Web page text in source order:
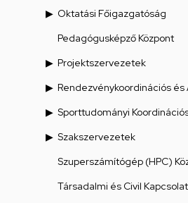
Oktatási Főigazgatóság
Pedagógusképző Központ
Projektszervezetek
Rendezvénykoordinációs és
Sporttudományi
Szakszervezetek
Szuperszámítógép (HPC)
Társadalmi és Civil